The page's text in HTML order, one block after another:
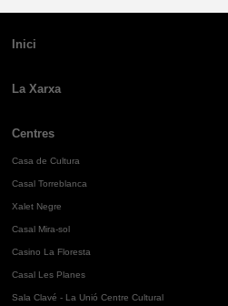
Inici
La Xarxa
Centres
Casa de Cultura
Casal Torreblanca
Xalet Negre
Casal Mira-sol
Casino La Floresta
Casal Les Planes
Sala Clavé - La Unió Centre Cultural